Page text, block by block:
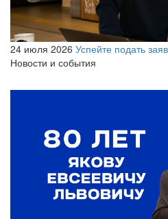
24 июля 2026 Успейте подать
Новости и события